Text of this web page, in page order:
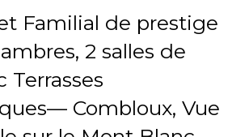
Familial de prestige
2 salles de
Terrasses
Combloux, Vue